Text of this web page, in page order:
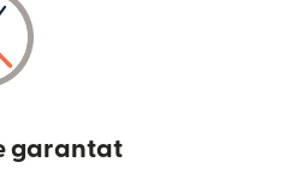
garantat